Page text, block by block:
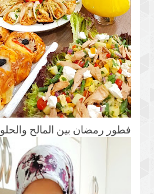
فطور رمضان بين المالح والحلو